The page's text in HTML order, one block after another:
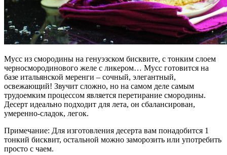
Мусс из смородины на генуэзском бисквите, с тонким слоем
черносмородинового желе с ликером… Мусс готовится на
базе итальянской меренги – сочный, элегантный,
освежающий! Звучит сложно, но на самом деле самым
трудоемким процессом является перетирание смородины.
Десерт идеально подходит для лета, он сбалансирован,
умеренно-сладок, легок.
Примечание: Для изготовления десерта вам понадобится 1
тонкий бисквит, остальной можно заморозить или употребить
просто с чаем.